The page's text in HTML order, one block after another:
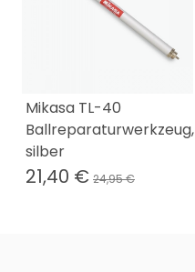
Mikasa TL-40
Ballreparaturwerkzeug,
silber
21,40 € 24,95 €